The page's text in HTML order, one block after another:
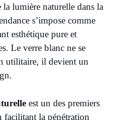
lumière naturelle dans la
s’impose comme
esthétique pure et
Le verre blanc ne se
utilitaire, il devient un
est un des premiers
facilitant la pénétration